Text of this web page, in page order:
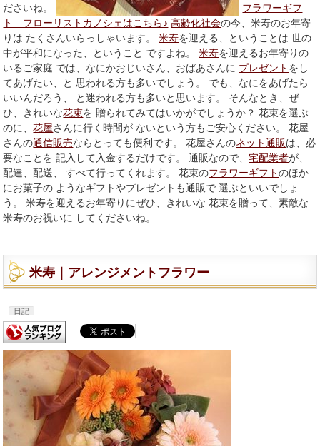
ださいね。
フラワーギフ
ト フローリストカノシェはこちら♪ 高齢化社会の今、米寿のお年寄
りは たくさんいらっしゃいます。米寿を迎える、ということは 世の
中が平和になった、ということ ですよね。米寿を迎えるお年寄りの
いるご家庭 では、なにかおじいさん、おばあさんに プレゼント をし
てあげたい、と 思われる方も多いでしょう。 でも、なにをあげたら
いいんだろう、 と迷われる方も多いと思います。 そんなとき、ぜ
ひ、きれいな花束を 贈られてみてはいかがでしょうか？ 花束を選ぶ
のに、花屋さんに行く時間が ないという方もご安心ください。 花屋
さんの通信販売ならとっても便利です。 花屋さんのネット通販は、必
要なことを 記入して入金するだけです。 通販なので、宅配業者が、
配達、配送、 すべて行ってくれます。 花束のフラワーギフトのほか
にお菓子の ようなギフトやプレゼントも通販で 選ぶといいでしょ
う。 米寿を迎えるお年寄りにぜひ、きれいな 花束を贈って、素敵な
米寿のお祝いに してくださいね。
米寿｜アレンジメントフラワー
日記